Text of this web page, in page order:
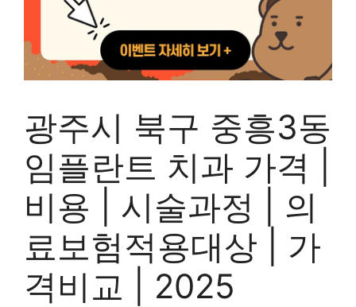
광주시 북구 중흥3동
임플란트 치과 가격 |
비용 | 시술과정 | 의
료보험적용대상 | 가
격비교 | 2025